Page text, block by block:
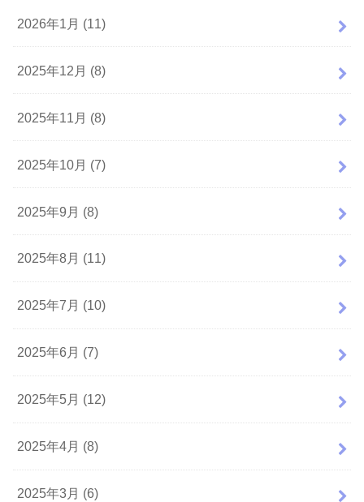
2026年1月 (11)
2025年12月 (8)
2025年11月 (8)
2025年10月 (7)
2025年9月 (8)
2025年8月 (11)
2025年7月 (10)
2025年6月 (7)
2025年5月 (12)
2025年4月 (8)
2025年3月 (6)